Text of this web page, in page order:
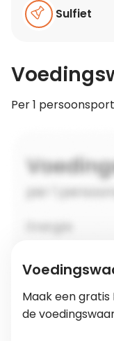
Sulfiet
Per 1
Maak een
de